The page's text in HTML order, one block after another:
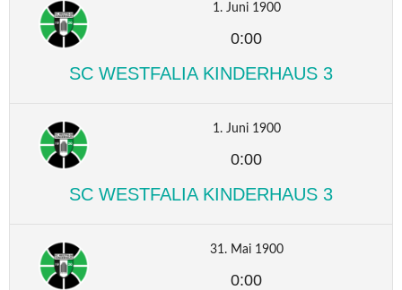
1. Juni 1900
0:00
SC WESTFALIA KINDERHAUS 3
1. Juni 1900
0:00
SC WESTFALIA KINDERHAUS 3
31. Mai 1900
0:00